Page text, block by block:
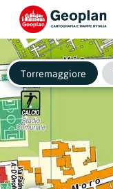
Torremaggiore